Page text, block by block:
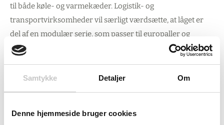
Samtykke Detaljer Om
Denne hjemmeside bruger cookies
til både køle- og varmekæder. Logistik- og
transportvirksomheder vil særligt værdsætte, at låget er
del af en modulær serie, som passer til europaller og
standardiserede transport- og lagerbehov.
samtidig med at det er rengøringsvenligt, slagfast og
hvor hygiejne og holdbarhed er afgørende.